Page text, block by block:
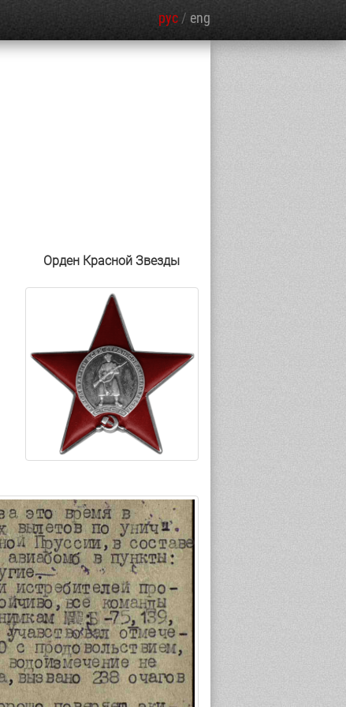
рус / eng
Орден Красной Звезды